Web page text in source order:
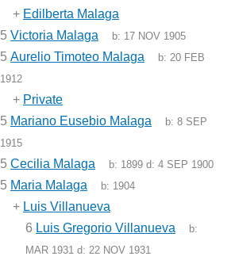
+ Edilberta Malaga
5 Victoria Malaga b: 17 NOV 1905
5 Aurelio Timoteo Malaga b:20 FEB
1912
+ Private
5 Mariano Eusebio Malaga b:8 SEP
1915
5 Cecilia Malaga b: 1899 d:4 SEP 1900
5 Maria Malaga b: 1904
+ Luis Villanueva
6 Luis Gregorio Villanueva
b:
MAR 1931 d: 22 NOV 1931